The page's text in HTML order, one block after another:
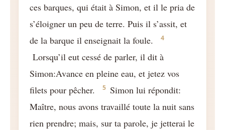
ces barques, qui était à Simon, et il le pria de
s’éloigner un peu de terre. Puis il s’assit, et
de la barque il enseignait la foule.
4
Lorsqu’il eut cessé de parler, il dit à
Simon:Avance en pleine eau, et jetez vos
filets pour pêcher.
5 Simon lui répondit:
Maître, nous avons travaillé toute la nuit sans
rien prendre; mais, sur ta parole, je jetterai le